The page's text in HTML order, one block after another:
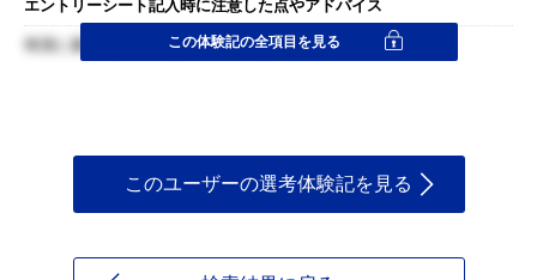
エントリーシート記入時に注意した点やアドバイス
簡潔に書くことで、読みやすさを追求した。
この体験記の全項目を見る
このユーザーの選考体験記を見る